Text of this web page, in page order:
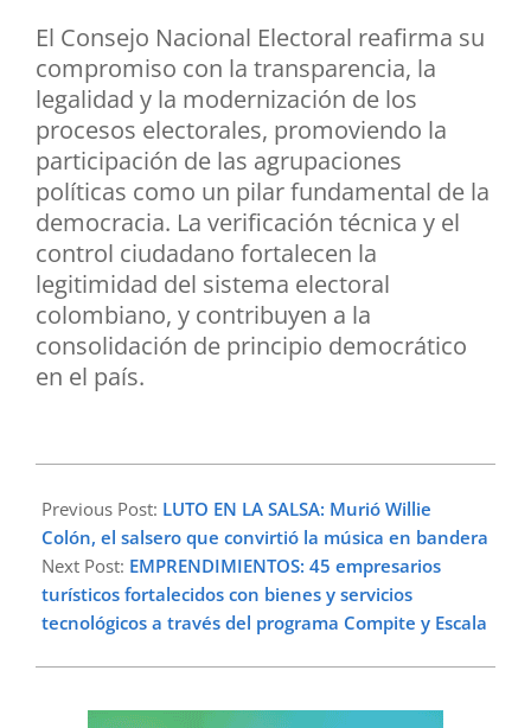
El Consejo Nacional Electoral reafirma su
compromiso con la transparencia, la
legalidad y la modernización de los
procesos electorales, promoviendo la
participación de las agrupaciones
políticas como un pilar fundamental de la
democracia. La verificación técnica y el
control ciudadano fortalecen la
legitimidad del sistema electoral
colombiano, y contribuyen a la
consolidación de principio democrático
en el país.
02-
21
Previous Post: LUTO EN LA SALSA: Murió Willie
Colón, el salsero que convirtió la música en bandera
Next Post: EMPRENDIMIENTOS: 45 empresarios
turísticos fortalecidos con bienes y servicios
tecnológicos a través del programa Compite y Escala